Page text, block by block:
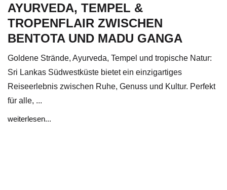
AYURVEDA, TEMPEL &
TROPENFLAIR ZWISCHEN
BENTOTA UND MADU GANGA
Goldene Strände, Ayurveda, Tempel und tropische Natur:
Sri Lankas Südwestküste bietet ein einzigartiges
Reiseerlebnis zwischen Ruhe, Genuss und Kultur. Perfekt
für alle, ...
weiterlesen...